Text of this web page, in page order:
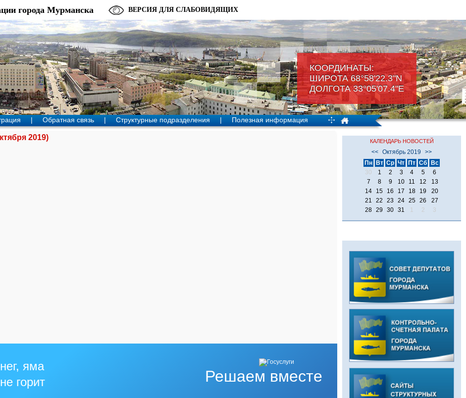
КООРДИНАТЫ:
ШИРОТА 68°58'22.3"N
ДОЛГОТА 33°05'07.4"Е
города Мурманска ВЕРСИЯ ДЛЯ СЛАБОВИДЯЩИХ
| Обратная связь | Структурные подразделения | Полезная информация
2019)
Решаем вместе
яма
горит
КАЛЕНДАРЬ НОВОСТЕЙ
<< Октябрь 2019
>>
Пн
Вт Ср Чт Пт Сб
Вс
30
1 2 3 4 5
6
7
8 9 10 11 12
13
14
15 16 17 18 19
20
21
22 23 24 25 26
27
28 29 30 31 1 2 3